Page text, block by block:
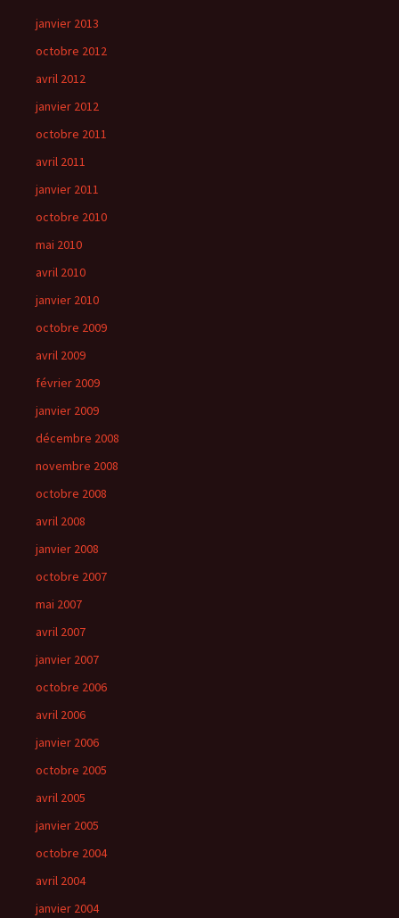
janvier 2013
octobre 2012
avril 2012
janvier 2012
octobre 2011
avril 2011
janvier 2011
octobre 2010
mai 2010
avril 2010
janvier 2010
octobre 2009
avril 2009
février 2009
janvier 2009
décembre 2008
novembre 2008
octobre 2008
avril 2008
janvier 2008
octobre 2007
mai 2007
avril 2007
janvier 2007
octobre 2006
avril 2006
janvier 2006
octobre 2005
avril 2005
janvier 2005
octobre 2004
avril 2004
janvier 2004